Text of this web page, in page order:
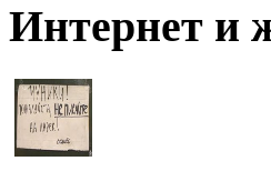
Интернет и